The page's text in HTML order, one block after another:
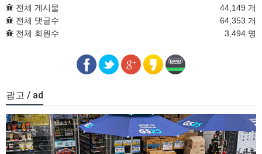
전체 게시물
44,149 개
전체 댓글수
64,353 개
전체 회원수
3,494 명
광고 / ad